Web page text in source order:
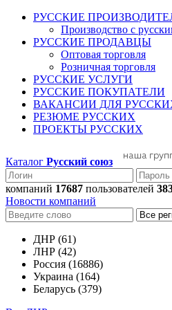
РУССКИЕ
Производство с
РУССКИЕ ПРОДАВЦЫ
Оптовая торговля
Розничная торговля
РУССКИЕ УСЛУГИ
РУССКИЕ ПОКУПАТЕЛИ
ВАКАНСИИ ДЛЯ
РЕЗЮМЕ РУССКИХ
ПРОЕКТЫ РУССКИХ
Каталог Русский союз
компаний 17687 пользователей
Новости компаний
ДНР (61)
ЛНР (42)
Россия (16886)
Украина (164)
Беларусь (379)